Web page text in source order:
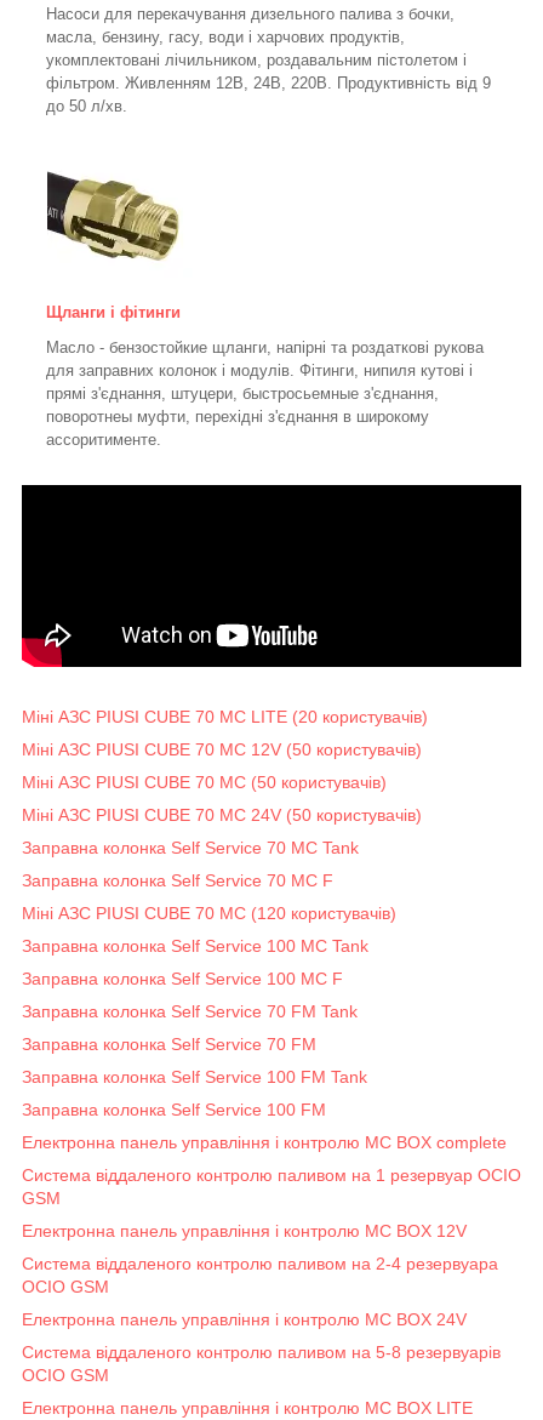
Насоси для перекачування дизельного палива з бочки,
масла, бензину, гасу, води і харчових продуктів,
укомплектовані лічильником, роздавальним пістолетом і
фільтром. Живленням 12В, 24В, 220В. Продуктивність від 9
до 50 л/хв.
Щланги і фітинги
Масло - бензостойкие щланги, напірні та роздаткові рукова
для заправних колонок і модулів. Фітинги, нипиля кутові і
прямі з'єднання, штуцери, быстросьемные з'єднання,
поворотнеы муфти, перехідні з'єднання в широкому
ассоритименте.
Міні АЗС PIUSI CUBE 70 MC LITE (20 користувачів)
Міні АЗС PIUSI CUBE 70 MC 12V (50 користувачів)
Міні АЗС PIUSI CUBE 70 MC (50 користувачів)
Міні АЗС PIUSI CUBE 70 MC 24V (50 користувачів)
Заправна колонка Self Service 70 MC Tank
Заправна колонка Self Service 70 MC F
Міні АЗС PIUSI CUBE 70 MC (120 користувачів)
Заправна колонка Self Service 100 MC Tank
Заправна колонка Self Service 100 MC F
Заправна колонка Self Service 70 FM Tank
Заправна колонка Self Service 70 FM
Заправна колонка Self Service 100 FM Tank
Заправна колонка Self Service 100 FM
Електронна панель управління і контролю MC BOX complete
Система віддаленого контролю паливом на 1 резервуар OCIO
GSM
Електронна панель управління і контролю MC BOX 12V
Система віддаленого контролю паливом на 2-4 резервуара
OCIO GSM
Електронна панель управління і контролю MC BOX 24V
Система віддаленого контролю паливом на 5-8 резервуарів
OCIO GSM
Електронна панель управління і контролю MC BOX LITE